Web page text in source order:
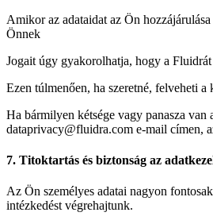
Amikor az adataidat az Ön
Önnek
Jogait úgy gyakorolhatja, hogy a
Ezen túlmenően, ha szeretné, felveheti
Ha bármilyen kétsége vagy panasza
dataprivacy@fluidra.com e-mail címen,
7. Titoktartás és biztonság az
Az Ön személyes adatai nagyon
intézkedést végrehajtunk.